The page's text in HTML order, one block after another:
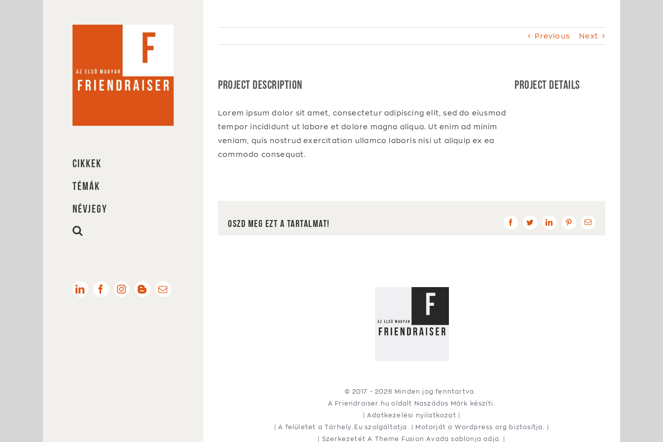
CIKKEK
TÉMÁK
NÉVJEGY
LinkedInFacebookInstagram
BloggerEmail:
Previous Next
Project Description
Lorem ipsum dolor sit amet, consectetur adipiscing elit, sed do eiusmod
tempor incididunt ut labore et dolore magna aliqua. Ut enim ad minim
veniam, quis nostrud exercitation ullamco laboris nisi ut aliquip ex ea
commodo consequat.
Project Details
Oszd meg ezt a tartalmat! FacebookTwitterLinkedInPinterestEmail:
© 2017 -2026 Minden jog fenntartva.
A Friendraiser.hu oldalt Naszádos Márk
készíti.
|Adatkezelési nyilatkozat |
| A felületet aTárhely.Eu szolgáltatja. | Motorját a Wordpress.org
biztosítja. |
| Szerkezetét A Theme Fusion Avada sablonja adja. |